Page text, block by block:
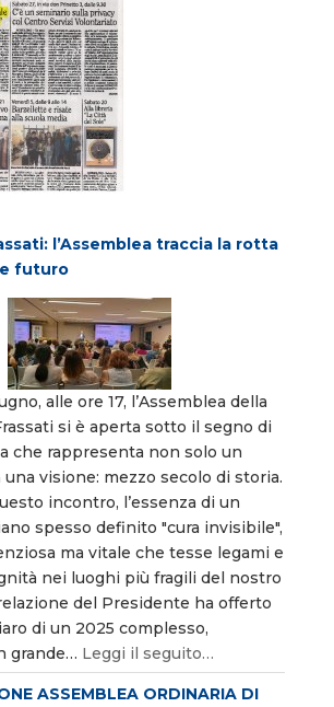
l’Assemblea traccia la rotta
futuro
alle ore 17, l’Assemblea della
si è aperta sotto il segno di
che rappresenta non solo un
una visione: mezzo secolo di storia.
incontro, l’essenza di un
spesso definito "cura invisibile",
ma vitale che tesse legami e
nei luoghi più fragili del nostro
del Presidente ha offerto
di un 2025 complesso,
grande… Leggi il seguito…
ASSEMBLEA ORDINARIA DI